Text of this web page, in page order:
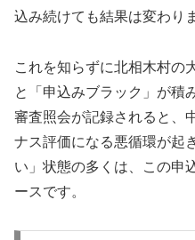
込み続けても結果は変わり
これを知らずに北相木村の
と「申込みブラック」が積
審査照会が記録されると、
ナス評価になる悪循環が起
い」状態の多くは、この申
ースです。